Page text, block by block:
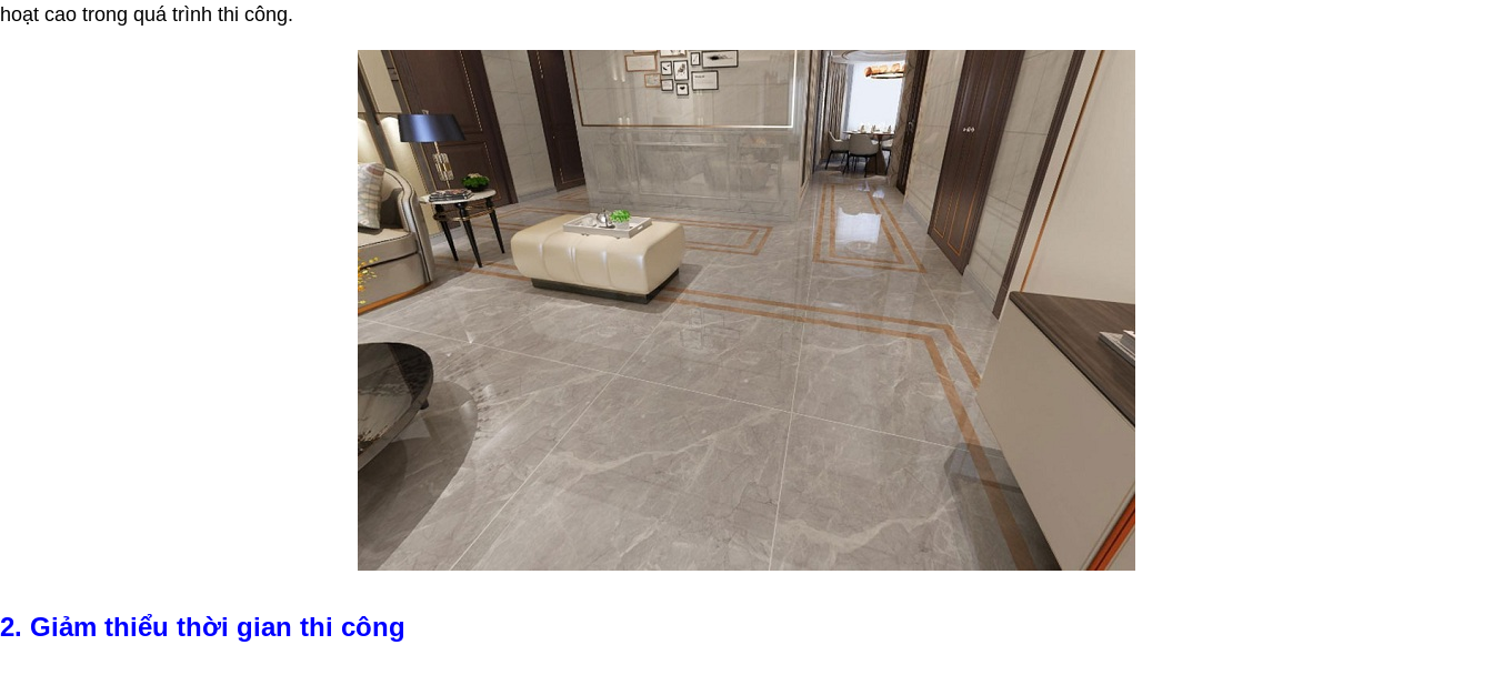
hoạt cao trong quá trình thi công.
2. Giảm thiểu thời gian thi công